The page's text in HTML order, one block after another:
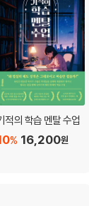
적의 학습 멘탈 수업
16,200원
%